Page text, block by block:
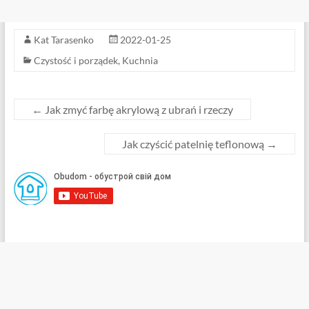
Kat Tarasenko
2022-01-25
Czystość i porządek, Kuchnia
← Jak zmyć farbę akrylową z ubrań i rzeczy
Jak czyścić patelnię teflonową →